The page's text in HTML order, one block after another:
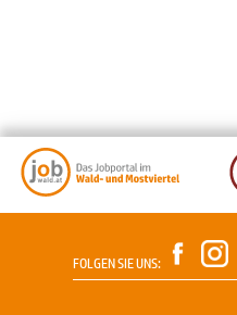
FOLGEN SIE UNS: